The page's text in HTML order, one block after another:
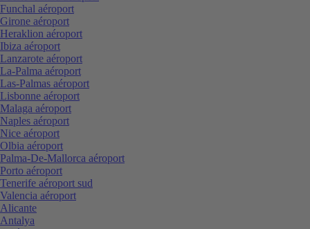
Funchal aéroport
Girone aéroport
Heraklion aéroport
Ibiza aéroport
Lanzarote aéroport
La-Palma aéroport
Las-Palmas aéroport
Lisbonne aéroport
Malaga aéroport
Naples aéroport
Nice aéroport
Olbia aéroport
Palma-De-Mallorca aéroport
Porto aéroport
Tenerife aéroport sud
Valencia aéroport
Alicante
Antalya